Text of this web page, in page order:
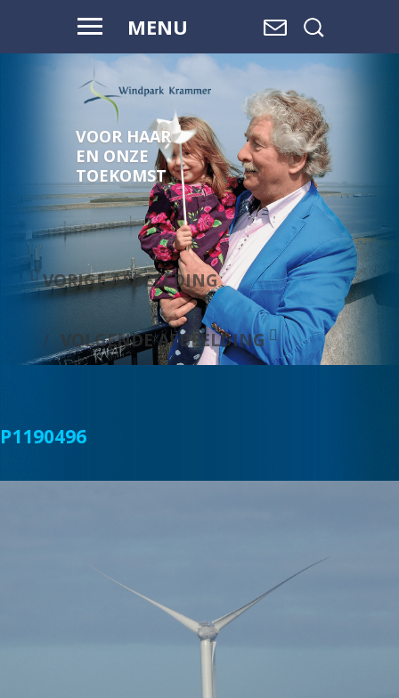
MENU
VOOR HAAR
EN ONZE
TOEKOMST
VORIGE AFBEELDING
VOLGENDE AFBEELDING
P1190496